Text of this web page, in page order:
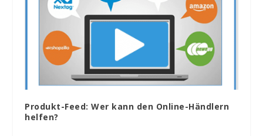
Produkt-Feed: Wer kann den Online-Händlern
helfen?